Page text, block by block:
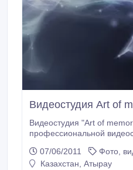
Видеостудия Art of
Видеостудия "Art of
профессиональной
Производство
нашими работами вы
07/06/2011
Фото,
Казахстан, Атырау